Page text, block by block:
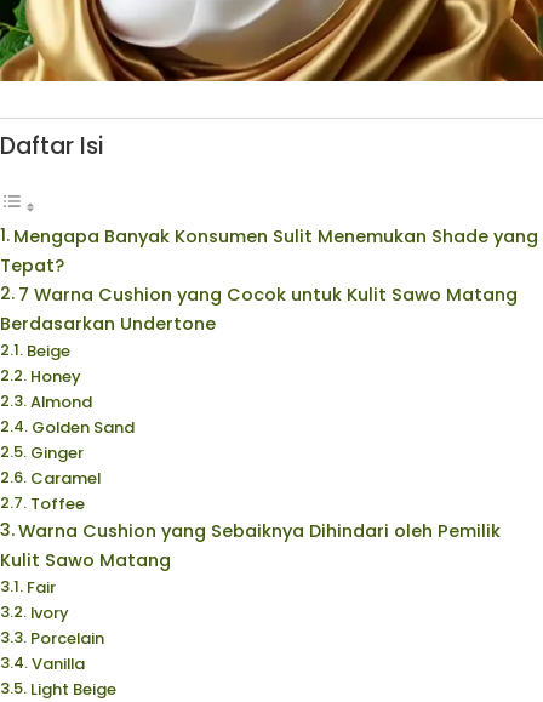
Daftar Isi
Mengapa Banyak Konsumen Sulit Menemukan Shade yang
Tepat?
7 Warna Cushion yang Cocok untuk Kulit Sawo Matang
Berdasarkan Undertone
Beige
Honey
Almond
Golden Sand
Ginger
Caramel
Toffee
Warna Cushion yang Sebaiknya Dihindari oleh Pemilik
Kulit Sawo Matang
Fair
Ivory
Porcelain
Vanilla
Light Beige